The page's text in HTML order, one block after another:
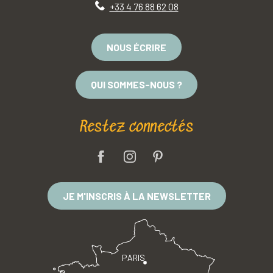
+33 4 76 88 62 08
NOUS ÉCRIRE
QUI SOMMES-NOUS ?
Restez connectés
JE M'INSCRIS À LA NEWSLETTER
PARIS